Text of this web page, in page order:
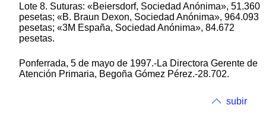
Lote 8. Suturas: «Beiersdorf, Sociedad Anónima», 51.360
pesetas; «B. Braun Dexon, Sociedad Anónima», 964.093
pesetas; «3M España, Sociedad Anónima», 84.672
pesetas.
Ponferrada, 5 de mayo de 1997.-La Directora Gerente de
Atención Primaria, Begoña Gómez Pérez.-28.702.
subir